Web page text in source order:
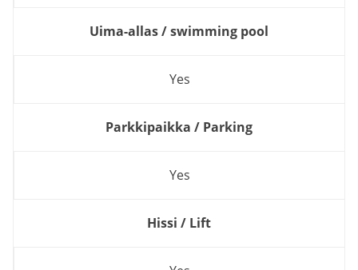
Uima-allas / swimming pool
Yes
Parkkipaikka / Parking
Yes
Hissi / Lift